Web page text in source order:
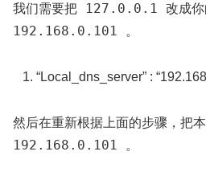
我们需要把 127.0.0.1 改成
192.168.0.101 。
“Local_dns_server” :
然后在重新根据上面的步骤，把
192.168.0.101 。